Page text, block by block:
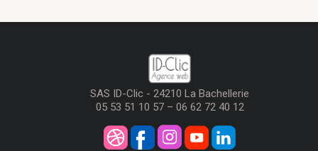
SAS ID-Clic - 24210 La Bachellerie
05 53 51 10 57 – 06 62 72 40 12